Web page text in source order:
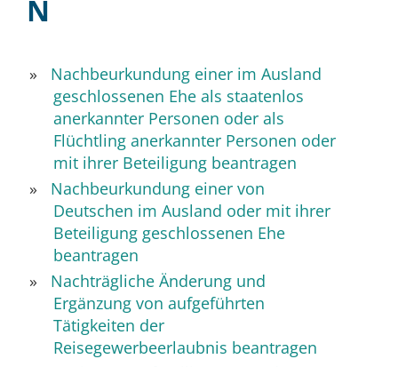
N
Nachbeurkundung einer im Ausland
geschlossenen Ehe als staatenlos
anerkannter Personen oder als
Flüchtling anerkannter Personen oder
mit ihrer Beteiligung beantragen
Nachbeurkundung einer von
Deutschen im Ausland oder mit ihrer
Beteiligung geschlossenen Ehe
beantragen
Nachträgliche Änderung und
Ergänzung von aufgeführten
Tätigkeiten der
Reisegewerbeerlaubnis beantragen